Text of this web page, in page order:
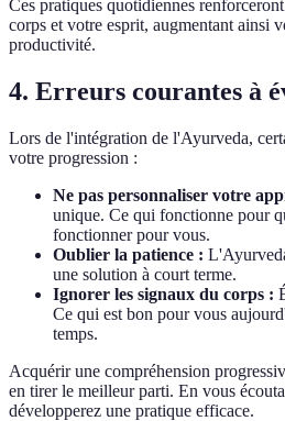
Ces pratiques quotidiennes
corps et votre esprit, augmentant ainsi
productivité.
4. Erreurs courantes à
Lors de l'intégration de l'Ayurveda,
votre progression :
Ne pas personnaliser votre
unique. Ce qui fonctionne pour
fonctionner pour vous.
Oublier la patience :
une solution à court terme.
Ignorer les signaux du corps :
Ce qui est bon pour vous
temps.
Acquérir une compréhension
en tirer le meilleur parti. En vous
développerez une pratique efficace.